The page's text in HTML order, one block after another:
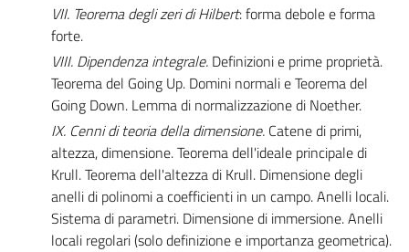
VII. Teorema degli zeri di Hilbert: forma debole e forma
forte.
VIII. Dipendenza integrale. Definizioni e prime proprietà.
Teorema del Going Up. Domini normali e Teorema del
Going Down. Lemma di normalizzazione di Noether.
IX. Cenni di teoria della dimensione. Catene di primi,
altezza, dimensione. Teorema dell'ideale principale di
Krull. Teorema dell'altezza di Krull. Dimensione degli
anelli di polinomi a coefficienti in un campo. Anelli locali.
Sistema di parametri. Dimensione di immersione. Anelli
locali regolari (solo definizione e importanza geometrica).